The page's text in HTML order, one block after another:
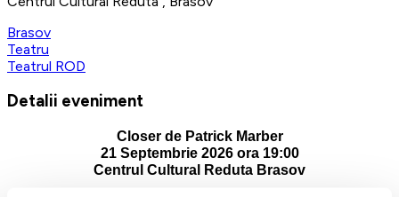
Brasov
Teatru
Teatrul ROD
Detalii eveniment
Closer de Patrick Marber
21 Septembrie 2026 ora 19:00
Centrul Cultural Reduta Brasov